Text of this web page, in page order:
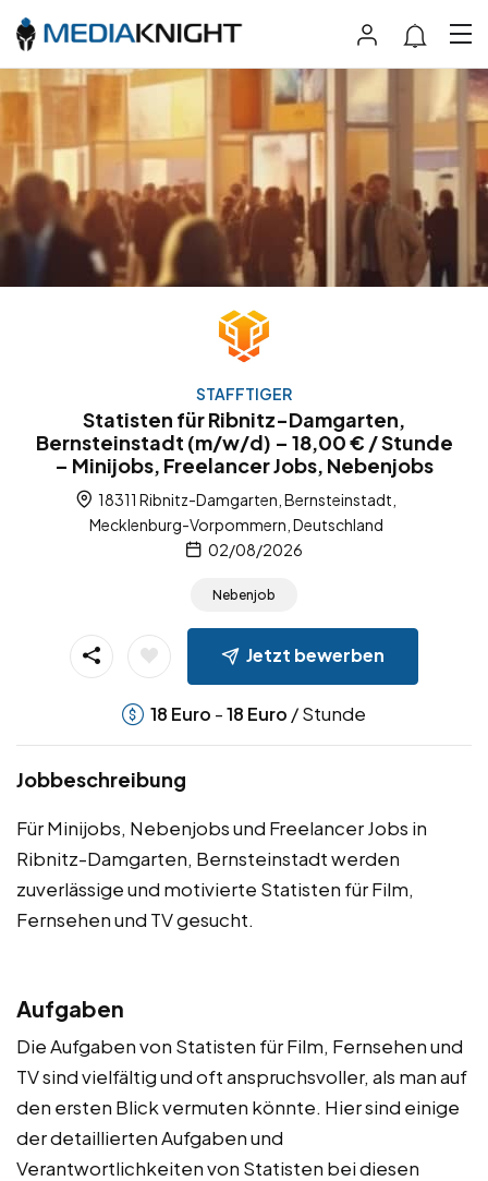
STAFFTIGER
Statisten für Ribnitz-Damgarten,
Bernsteinstadt (m/w/d) – 18,00 € / Stunde
– Minijobs, Freelancer Jobs, Nebenjobs
18311 Ribnitz-Damgarten, Bernsteinstadt,
Mecklenburg-Vorpommern, Deutschland
02/08/2026
Nebenjob
Jetzt bewerben
18 Euro -18 Euro / Stunde
Jobbeschreibung
Für Minijobs, Nebenjobs und Freelancer Jobs in
Ribnitz-Damgarten, Bernsteinstadt werden
zuverlässige und motivierte Statisten für Film,
Fernsehen und TV gesucht.
Aufgaben
Die Aufgaben von Statisten für Film, Fernsehen und
TV sind vielfältig und oft anspruchsvoller, als man auf
den ersten Blick vermuten könnte. Hier sind einige
der detaillierten Aufgaben und
Verantwortlichkeiten von Statisten bei diesen